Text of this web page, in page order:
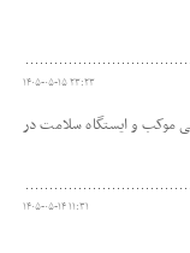
۱۴۰۵-۰۵-۱۵ ۲۳:۲۳
موکب و ایستگاه سلامت در
۱۴۰۵-۰۵-۱۴ ۱۱:۳۱